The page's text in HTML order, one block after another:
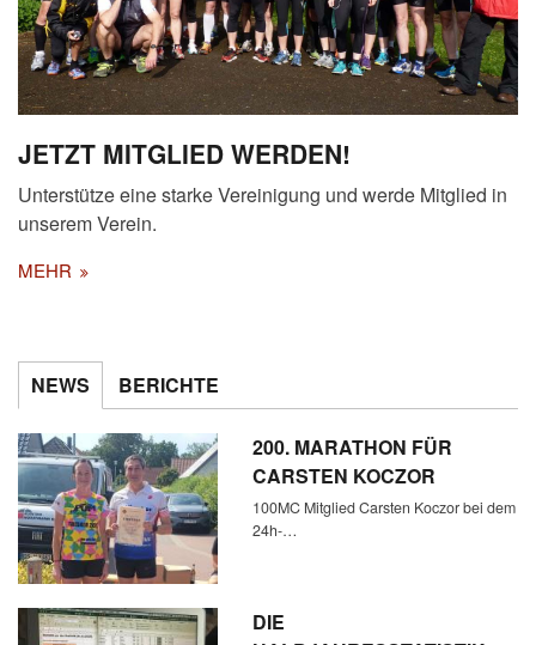
JETZT MITGLIED WERDEN!
Unterstütze eine starke Vereinigung und werde Mitglied in
unserem Verein.
MEHR
NEWS BERICHTE
200. MARATHON FÜR
CARSTEN KOCZOR
100MC Mitglied Carsten Koczor bei dem
24h-…
DIE